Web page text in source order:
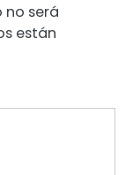
será
están